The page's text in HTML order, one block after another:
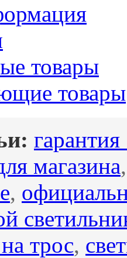
товары
товары
магазина
,
трос,